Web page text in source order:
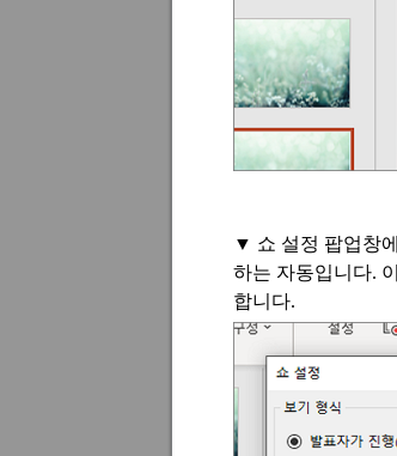
▼ 쇼 설정 팝업창
하는 자동입니다.
합니다.